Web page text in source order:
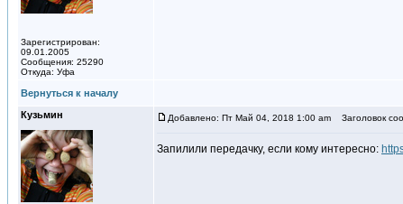
Зарегистрирован:
09.01.2005
Сообщения: 25290
Откуда: Уфа
Вернуться к началу
Кузьмин
Добавлено: Пт Май 04, 2018 1:00 am Заголовок
Запилили передачку, если кому интересно: